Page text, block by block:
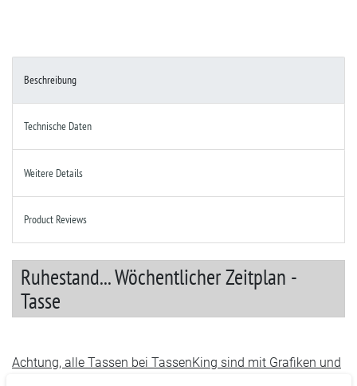
Beschreibung
Technische Daten
Weitere Details
Product Reviews
Ruhestand... Wöchentlicher Zeitplan -
Tasse
Achtung, alle Tassen bei TassenKing sind mit Grafiken und